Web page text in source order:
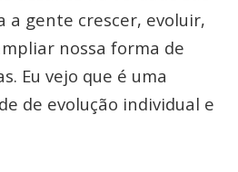
a gente crescer, evoluir,
nossa forma de
Eu vejo que é uma
de evolução individual e